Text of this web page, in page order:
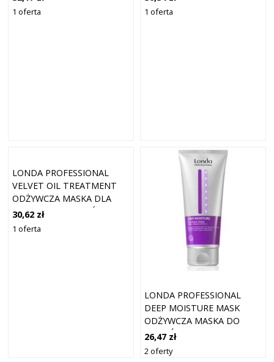
1 oferta
SPŁUKIWANIA DO WŁOSÓW
1 oferta
LONDA PROFESSIONAL
VELVET OIL TREATMENT
ODŻYWCZA MASKA DLA
POŁYSKU I MIĘKKOŚCI
WŁOSÓW 200 ML
30,62 zł
1 oferta
LONDA PROFESSIONAL
DEEP MOISTURE MASK
ODŻYWCZA MASKA DO
WŁOSÓW SUCHYCH 200 ML
26,47 zł
2 oferty